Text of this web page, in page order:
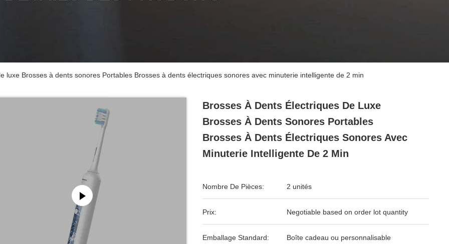
luxe Brosses à dents sonores Portables Brosses à dents électriques sonores avec minuterie intelligente de 2 min
Brosses À Dents Électriques De Luxe
Brosses À Dents Sonores Portables
Brosses À Dents Électriques Sonores Avec
Minuterie Intelligente De 2 Min
Nombre De Pièces: 2 unités
Prix: Negotiable based on order lot quantity
Emballage Standard: Boîte cadeau ou personnalisable